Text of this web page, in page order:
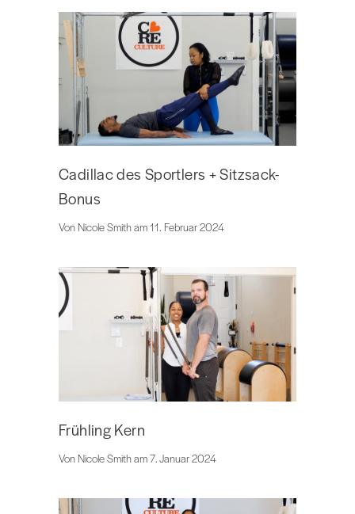
Cadillac des Sportlers + Sitzsack-
Bonus
Von Nicole Smith am 11. Februar 2024
Frühling Kern
Von Nicole Smith am 7. Januar 2024